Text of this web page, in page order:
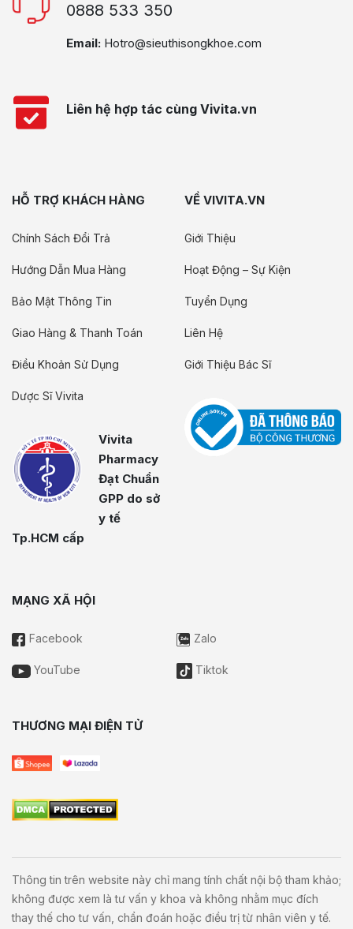
0888 533 350
Email: Hotro@sieuthisongkhoe.com
Liên hệ hợp tác cùng Vivita.vn
HỖ TRỢ KHÁCH HÀNG
Chính Sách Đổi Trả
Hướng Dẫn Mua Hàng
Bảo Mật Thông Tin
Giao Hàng & Thanh Toán
Điều Khoản Sử Dụng
Dược Sĩ Vivita
Vivita
Pharmacy
Đạt Chuẩn
GPP do sở
y tế
Tp.HCM cấp
VỀ VIVITA.VN
Giới Thiệu
Hoạt Động – Sự Kiện
Tuyển Dụng
Liên Hệ
Giới Thiệu Bác Sĩ
MẠNG XÃ HỘI
Facebook Zalo
YouTube Tiktok
THƯƠNG MẠI ĐIỆN TỬ
Thông tin trên website này chỉ mang tính chất nội bộ tham khảo;
không được xem là tư vấn y khoa và không nhằm mục đích
thay thế cho tư vấn, chẩn đoán hoặc điều trị từ nhân viên y tế.